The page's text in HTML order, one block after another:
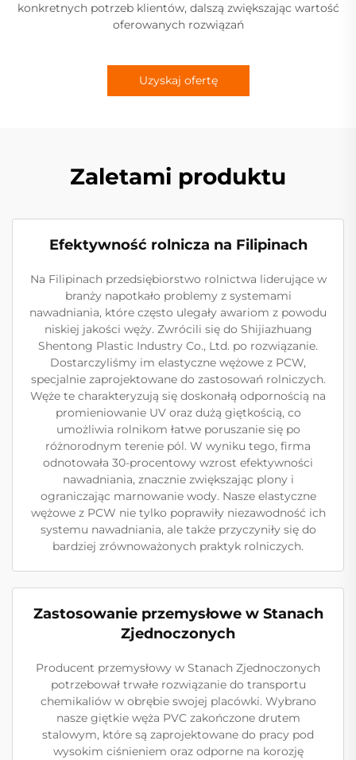
konkretnych potrzeb klientów, dalszą zwiększając wartość
oferowanych rozwiązań
Uzyskaj ofertę
Zaletami produktu
Efektywność rolnicza na Filipinach
Na Filipinach przedsiębiorstwo rolnictwa liderujące w
branży napotkało problemy z systemami
nawadniania, które często ulegały awariom z powodu
niskiej jakości węży. Zwrócili się do Shijiazhuang
Shentong Plastic Industry Co., Ltd. po rozwiązanie.
Dostarczyliśmy im elastyczne wężowe z PCW,
specjalnie zaprojektowane do zastosowań rolniczych.
Węże te charakteryzują się doskonałą odpornością na
promieniowanie UV oraz dużą giętkością, co
umożliwia rolnikom łatwe poruszanie się po
różnorodnym terenie pól. W wyniku tego, firma
odnotowała 30-procentowy wzrost efektywności
nawadniania, znacznie zwiększając plony i
ograniczając marnowanie wody. Nasze elastyczne
wężowe z PCW nie tylko poprawiły niezawodność ich
systemu nawadniania, ale także przyczyniły się do
bardziej zrównoważonych praktyk rolniczych.
Zastosowanie przemysłowe w Stanach
Zjednoczonych
Producent przemysłowy w Stanach Zjednoczonych
potrzebował trwałe rozwiązanie do transportu
chemikaliów w obrębie swojej placówki. Wybrano
nasze giętkie węża PVC zakończone drutem
stalowym, które są zaprojektowane do pracy pod
wysokim ciśnieniem oraz odporne na korozję